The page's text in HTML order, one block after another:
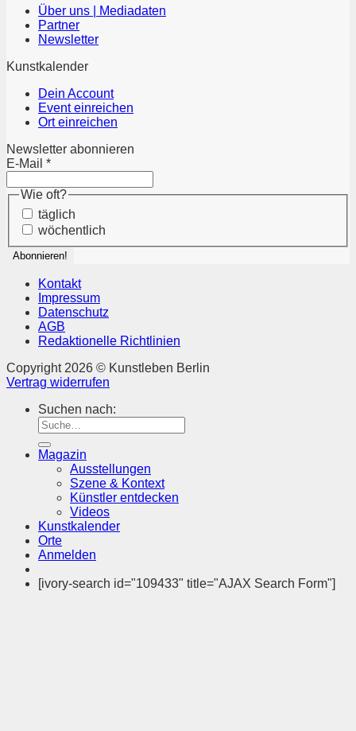
Über uns | Mediadaten
Partner
Newsletter
Kunstkalender
Dein Account
Event einreichen
Ort einreichen
Newsletter abonnieren
E-Mail *
Wie oft?
täglich
wöchentlich
Kontakt
Impressum
Datenschutz
AGB
Redaktionelle Richtlinien
Copyright 2026 © Kunstleben Berlin
Vertrag widerrufen
Suchen nach:
Magazin
Ausstellungen
Szene & Kontext
Künstler entdecken
Videos
Kunstkalender
Orte
Anmelden
[ivory-search id="109433" title="AJAX Search Form"]